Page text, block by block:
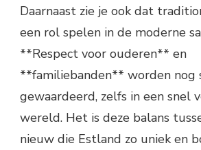
Daarnaast zie je ook dat
een rol spelen in de moderne
**Respect voor ouderen** en
**familiebanden** worden nog
gewaardeerd, zelfs in een snel
wereld. Het is deze balans
nieuw die Estland zo uniek en